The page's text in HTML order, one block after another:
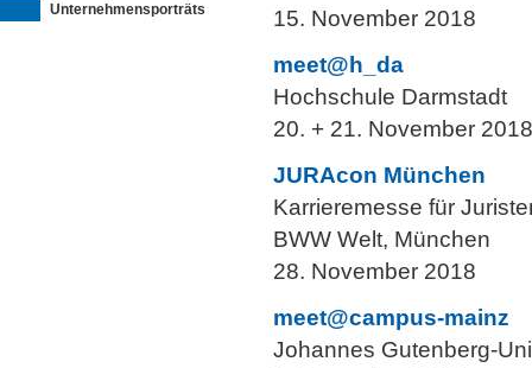
Unternehmensporträts
15. November 2018
meet@h_da
Hochschule Darmstadt
20. + 21. November 2018
JURAcon München
Karrieremesse für
BWW Welt, München
28. November 2018
meet@campus-mainz
Johannes Gutenberg-